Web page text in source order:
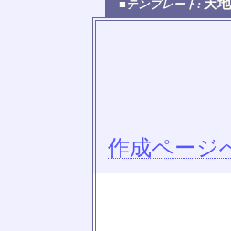
■テンプレート: 天
作成ページ